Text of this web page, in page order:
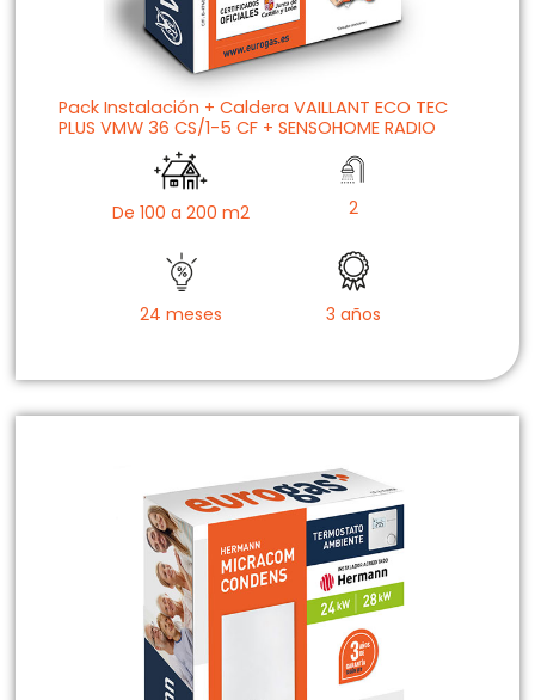
Pack Instalación + Caldera VAILLANT ECO TEC
PLUS VMW 36 CS/1-5 CF + SENSOHOME RADIO
De 100 a 200 m2 2
24 meses 3 años